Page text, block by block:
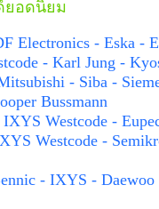
ยอดนิยม
Electronics - Eska -
- Karl Jung -
- Siba -
Bussmann
Westcode -
Westcode -
- IXYS - Daewoo